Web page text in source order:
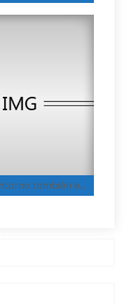
Cuidar nuestro entorno también es aprender a amar